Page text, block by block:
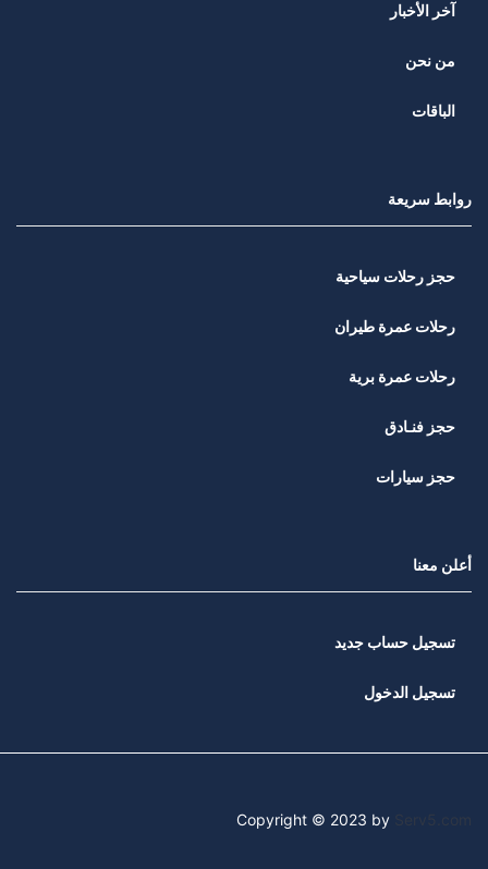
آخر الأخبار
من نحن
الباقات
روابط سريعة
حجز رحلات سياحية
رحلات عمرة طيران
رحلات عمرة برية
حجز فنـادق
حجز سيارات
أعلن معنا
تسجيل حساب جديد
تسجيل الدخول
Copyright © 2023 by